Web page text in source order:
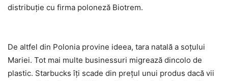
distribuţie cu firma poloneză Biotrem.
De altfel din Polonia provine ideea, tara natală a soţului
Mariei. Tot mai multe businessuri migrează dincolo de
plastic. Starbucks îţi scade din preţul unui produs dacă vii